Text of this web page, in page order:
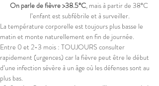
On parle de fièvre >38.5°C, mais à partir de 38°C
l’enfant est subfébrile et à surveiller.
La température corporelle est toujours plus basse le
matin et monte naturellement en fin de journée.
Entre 0 et 2-3 mois : TOUJOURS consulter
rapidement (urgences) car la fièvre peut être le début
d’une infection sévère à un âge où les défenses sont au
plus bas.